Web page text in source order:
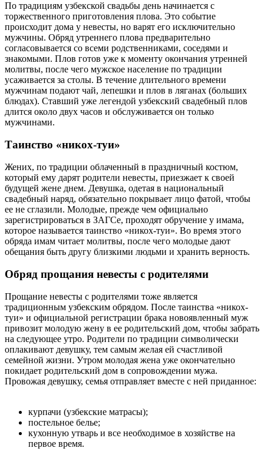
По традициям узбекской свадьбы день начинается с
торжественного приготовления плова. Это событие
происходит дома у невесты, но варят его исключительно
мужчины. Обряд утреннего плова предварительно
согласовывается со всеми родственниками, соседями и
знакомыми. Плов готов уже к моменту окончания утренней
молитвы, после чего мужское население по традиции
усаживается за столы. В течение длительного времени
мужчинам подают чай, лепешки и плов в ляганах (больших
блюдах). Ставший уже легендой узбекский свадебный плов
длится около двух часов и обслуживается он только
мужчинами.
Таинство «никох-туи»
Жених, по традиции облаченный в праздничный костюм,
который ему дарят родители невесты, приезжает к своей
будущей жене днем. Девушка, одетая в национальный
свадебный наряд, обязательно покрывает лицо фатой, чтобы
ее не сглазили. Молодые, прежде чем официально
зарегистрироваться в ЗАГСе, проходят обручение у имама,
которое называется таинство «никох-туи». Во время этого
обряда имам читает молитвы, после чего молодые дают
обещания быть другу близкими людьми и хранить верность.
Обряд прощания невесты с родителями
Прощание невесты с родителями тоже является
традиционным узбекским обрядом. После таинства «никох-
туи» и официальной регистрации брака новоявленный муж
привозит молодую жену в ее родительский дом, чтобы забрать
на следующее утро. Родители по традиции символически
оплакивают девушку, тем самым желая ей счастливой
семейной жизни. Утром молодая жена уже окончательно
покидает родительский дом в сопровождении мужа.
Провожая девушку, семья отправляет вместе с ней приданное:
курпачи (узбекские матрасы);
постельное белье;
кухонную утварь и все необходимое в хозяйстве на
первое время.